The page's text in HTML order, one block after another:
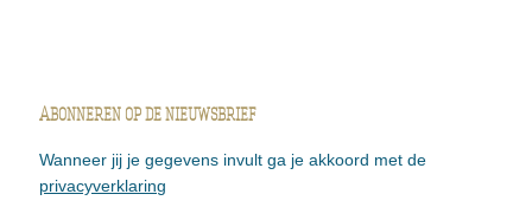
Abonneren op de nieuwsbrief
Wanneer jij je gegevens invult ga je akkoord met de
privacyverklaring